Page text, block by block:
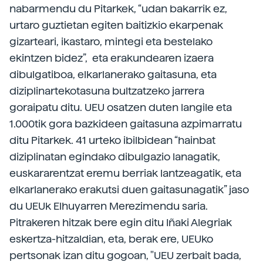
nabarmendu du Pitarkek, “udan bakarrik ez,
urtaro guztietan egiten baitizkio ekarpenak
gizarteari, ikastaro, mintegi eta bestelako
ekintzen bidez”, eta erakundearen izaera
dibulgatiboa, elkarlanerako gaitasuna, eta
diziplinartekotasuna bultzatzeko jarrera
goraipatu ditu. UEU osatzen duten langile eta
1.000tik gora bazkideen gaitasuna azpimarratu
ditu Pitarkek. 41 urteko ibilbidean “hainbat
diziplinatan egindako dibulgazio lanagatik,
euskararentzat eremu berriak lantzeagatik, eta
elkarlanerako erakutsi duen gaitasunagatik” jaso
du UEUk Elhuyarren Merezimendu saria.
Pitrakeren hitzak bere egin ditu Iñaki Alegriak
eskertza-hitzaldian, eta, berak ere, UEUko
pertsonak izan ditu gogoan, "UEU zerbait bada,